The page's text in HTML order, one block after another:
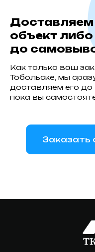
Доставляем
объект
до
Как только ваш
Тобольске, мы
доставляем его
пока вы
Заказать